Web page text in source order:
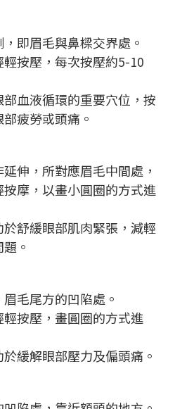
即眉毛與鼻樑交界處。
按壓，每次按壓約5-10
血液循環的重要穴位，按
疲勞或頭痛。
伸，所對應眉毛中間處，
摩，以畫小圓圈的方式進
舒緩眼部肌肉緊張，減輕
。
毛尾方的凹陷處。
按壓，畫圓圈的方式進
緩解眼部壓力及偏頭痛。